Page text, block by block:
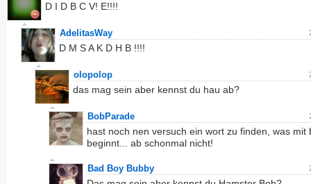
D I D B C V! E!!!!
AdelitasWay
D M S A K D H B !!!!
olopolop
das mag sein aber kennst du hau ab?
BobParade
hast noch nen versuch ein wort zu finden, was mit
beginnt... ab schonmal nicht!
Bad Boy Bubby